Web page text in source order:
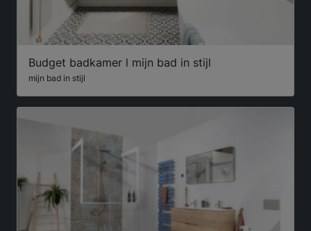
Budget badkamer l mijn bad in stijl
mijn bad in stijl